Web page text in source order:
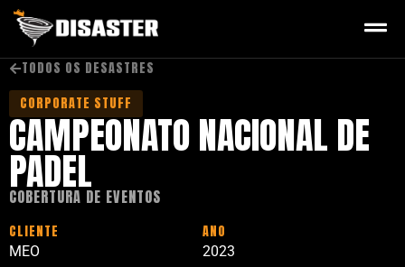
TODOS OS DESASTRES
CORPORATE STUFF
CAMPEONATO NACIONAL DE
PADEL
COBERTURA DE EVENTOS
CLIENTE
MEO
ANO
2023